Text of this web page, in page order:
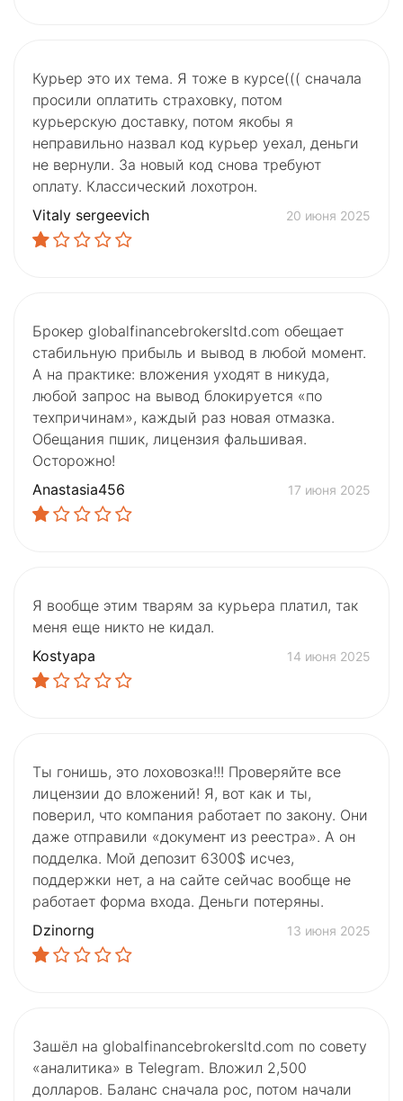
Курьер это их тема. Я тоже в курсе((( сначала
просили оплатить страховку, потом
курьерскую доставку, потом якобы я
неправильно назвал код курьер уехал, деньги
не вернули. За новый код снова требуют
оплату. Классический лохотрон.
Vitaly sergeevich
20 июня 2025
Брокер globalfinancebrokersltd.com обещает
стабильную прибыль и вывод в любой момент.
А на практике: вложения уходят в никуда,
любой запрос на вывод блокируется «по
техпричинам», каждый раз новая отмазка.
Обещания пшик, лицензия фальшивая.
Осторожно!
Anastasia456
17 июня 2025
Я вообще этим тварям за курьера платил, так
меня еще никто не кидал.
Kostyapa
14 июня 2025
Ты гонишь, это лоховозка!!! Проверяйте все
лицензии до вложений! Я, вот как и ты,
поверил, что компания работает по закону. Они
даже отправили «документ из реестра». А он
подделка. Мой депозит 6300$ исчез,
поддержки нет, а на сайте сейчас вообще не
работает форма входа. Деньги потеряны.
Dzinorng
13 июня 2025
Зашёл на globalfinancebrokersltd.com по совету
«аналитика» в Telegram. Вложил 2,500
долларов. Баланс сначала рос, потом начали